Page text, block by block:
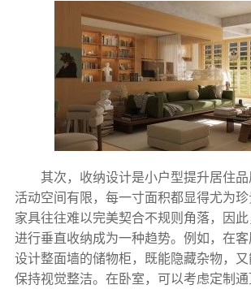
其次，收纳设计是小户型提升居住
活动空间有限，每一寸面积都显得尤为
家具往往难以完美契合不规则角落，因此
进行垂直收纳成为一种趋势。例如，在
设计整面墙的储物柜，既能隐藏杂物，又
保持视觉整洁。在卧室，可以考虑定制